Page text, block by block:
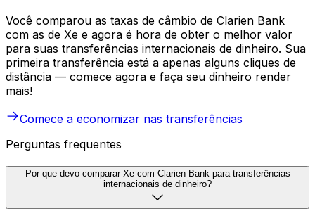
Você comparou as taxas de câmbio de Clarien Bank
com as de Xe e agora é hora de obter o melhor valor
para suas transferências internacionais de dinheiro. Sua
primeira transferência está a apenas alguns cliques de
distância — comece agora e faça seu dinheiro render
mais!
Comece a economizar nas transferências
Perguntas frequentes
Por que devo comparar Xe com Clarien Bank para transferências
internacionais de dinheiro?